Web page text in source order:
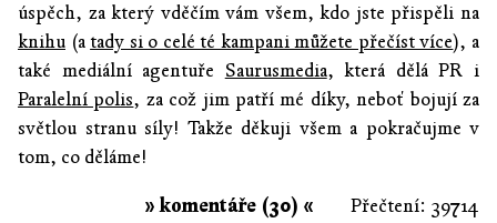
úspěch, za který vděčím vám všem, kdo jste přispěli na
knihu (atady si o celé té kampani můžete přečíst více), a
také mediální agentuře Saurusmedia, která dělá PR i
Paralelní polis, za což jim patří mé díky, neboť bojují za
světlou stranu síly! Takže děkuji všem a pokračujme v
tom, co děláme!
Přečtení: 39714
» komentáře (30) «